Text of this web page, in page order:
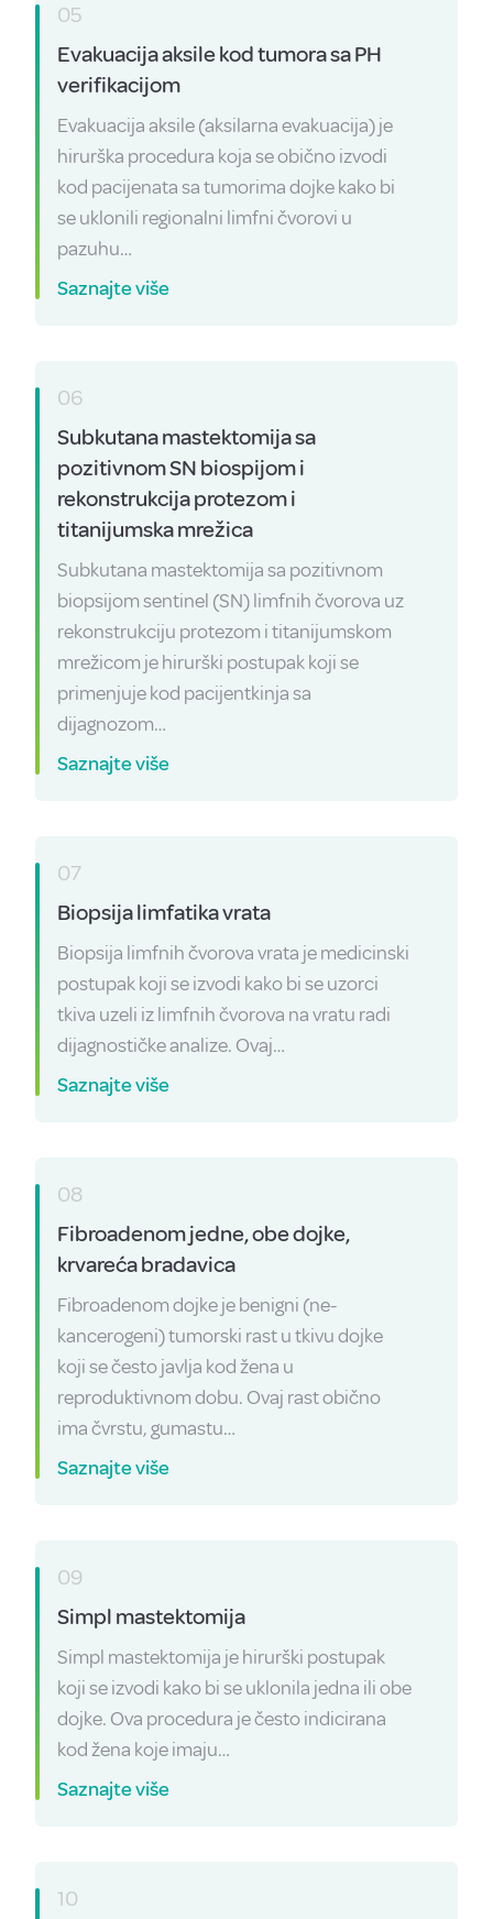
05
Evakuacija aksile kod tumora sa PH
verifikacijom
Evakuacija aksile (aksilarna evakuacija) je
hirurška procedura koja se obično izvodi
kod pacijenata sa tumorima dojke kako bi
se uklonili regionalni limfni čvorovi u
pazuhu…
Saznajte više
06
Subkutana mastektomija sa
pozitivnom SN biospijom i
rekonstrukcija protezom i
titanijumska mrežica
Subkutana mastektomija sa pozitivnom
biopsijom sentinel (SN) limfnih čvorova uz
rekonstrukciju protezom i titanijumskom
mrežicom je hirurški postupak koji se
primenjuje kod pacijentkinja sa
dijagnozom…
Saznajte više
07
Biopsija limfatika vrata
Biopsija limfnih čvorova vrata je medicinski
postupak koji se izvodi kako bi se uzorci
tkiva uzeli iz limfnih čvorova na vratu radi
dijagnostičke analize. Ovaj…
Saznajte više
08
Fibroadenom jedne, obe dojke,
krvareća bradavica
Fibroadenom dojke je benigni (ne-
kancerogeni) tumorski rast u tkivu dojke
koji se često javlja kod žena u
reproduktivnom dobu. Ovaj rast obično
ima čvrstu, gumastu…
Saznajte više
09
Simpl mastektomija
Simpl mastektomija je hirurški postupak
koji se izvodi kako bi se uklonila jedna ili obe
dojke. Ova procedura je često indicirana
kod žena koje imaju…
Saznajte više
10